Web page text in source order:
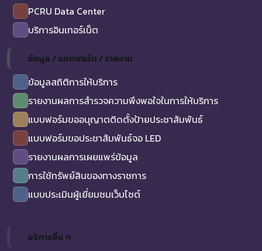
PCRU Data Center
บริการอินเทอร์เน็ต
ข้อมูล / แบบฟอร์ม / รายงาน
ข้อมูลสถิติการให้บริการ
รายงานผลการสำรวจความพึงพอใจในการให้บริการ
แบบฟอร์มขออนุญาตติดตั้งป้ายประชาสัมพันธ์
แบบฟอร์มขอประชาสัมพันธ์จอ LED
รายงานผลการเผยแพร่ข้อมูล
การใช้ทรัพย์สินของทางราชการ
แบบประเมินผู้เยี่ยมชมเว็บไซต์
บริการอื่น ๆ